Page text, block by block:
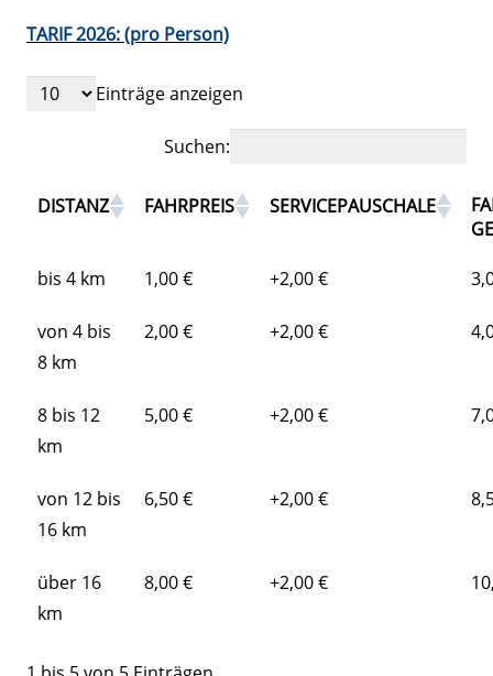
TARIF 2026: (pro Person)
Einträge anzeigen
Suchen:
DISTANZ FAHRPREIS SERVICEPAUSCHALE
bis 4 km 1,00 € +2,00 €
von 4 bis
8 km
2,00 € +2,00 €
8 bis 12
km
5,00 € +2,00 €
von 12 bis
16 km
6,50 € +2,00 €
über 16
km
8,00 € +2,00 €